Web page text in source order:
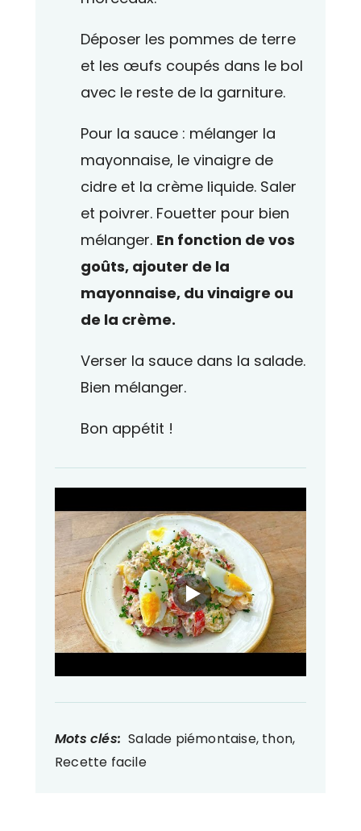
Déposer les pommes de terre
et les œufs coupés dans le bol
avec le reste de la garniture.
Pour la sauce : mélanger la
mayonnaise, le vinaigre de
cidre et la crème liquide. Saler
et poivrer. Fouetter pour bien
mélanger. En fonction de vos
goûts, ajouter de la
mayonnaise, du vinaigre ou
de la crème.
Verser la sauce dans la salade.
Bien mélanger.
Bon appétit !
Mots clés: Salade piémontaise, thon,
Recette facile